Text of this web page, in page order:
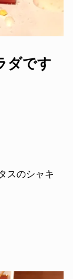
ダです
スのシャキ